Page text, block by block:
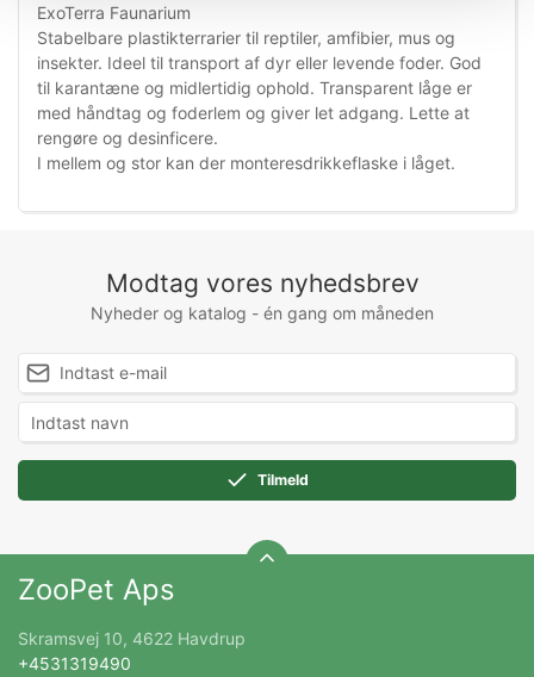
ExoTerra Faunarium
Stabelbare plastikterrarier til reptiler, amfibier, mus og
insekter. Ideel til transport af dyr eller levende foder. God
til karantæne og midlertidig ophold. Transparent låge er
med håndtag og foderlem og giver let adgang. Lette at
rengøre og desinficere.
I mellem og stor kan der monteresdrikkeflaske i låget.
Modtag vores nyhedsbrev
Nyheder og katalog - én gang om måneden
Tilmeld
ZooPet Aps
Skramsvej 10, 4622 Havdrup
+4531319490